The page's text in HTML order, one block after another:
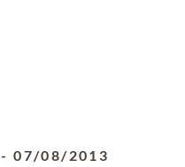
-07/08/2013